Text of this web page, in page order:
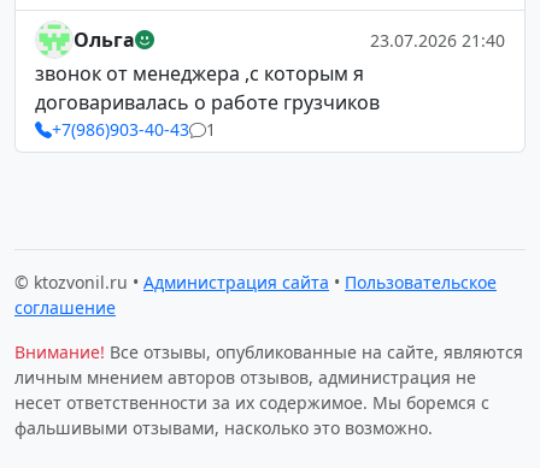
Ольга 23.07.2026 21:40
звонок от менеджера ,с которым я
договаривалась о работе грузчиков
+7(986)903-40-43 1
© ktozvonil.ru • Администрация сайта • Пользовательское
соглашение
Внимание! Все отзывы, опубликованные на сайте, являются
личным мнением авторов отзывов, администрация не
несет ответственности за их содержимое. Мы боремся с
фальшивыми отзывами, насколько это возможно.